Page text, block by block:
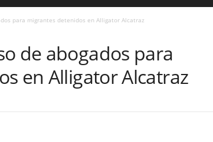
para migrantes detenidos en Alligator Alcatraz
de abogados para
en Alligator Alcatraz